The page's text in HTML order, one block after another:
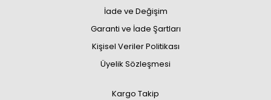
İade ve Değişim
Garanti ve İade Şartları
Kişisel Veriler Politikası
Üyelik Sözleşmesi
Kargo Takip